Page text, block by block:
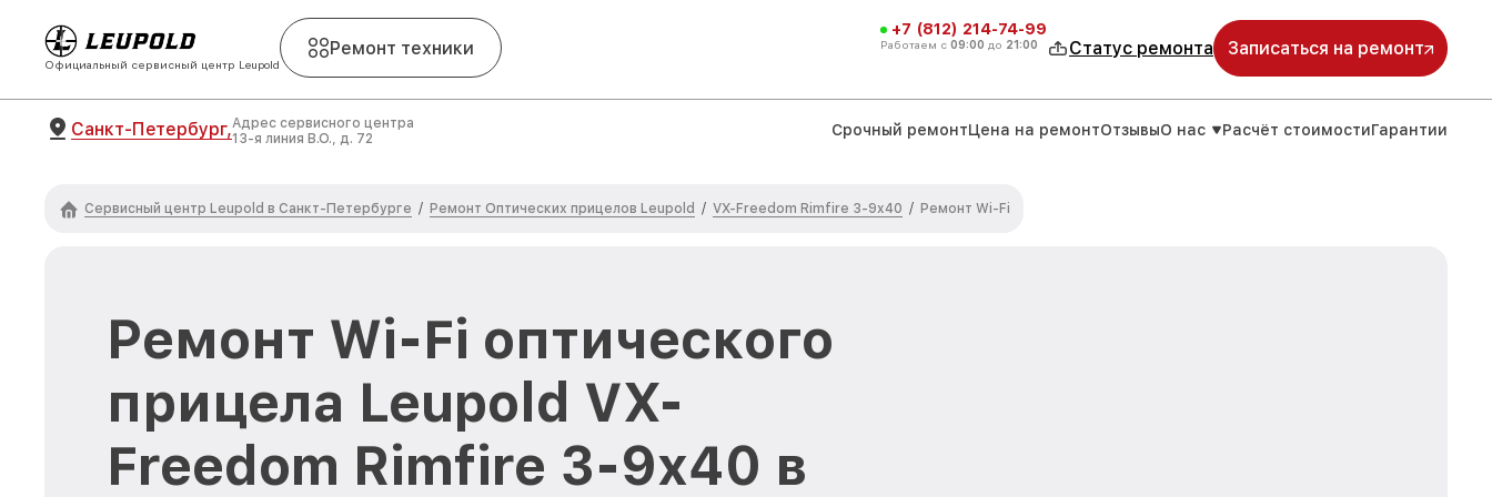
Официальный сервисный центр Leupold
Ремонт техники
+7 (812) 214-74-99
Работаем с 09:00 до 21:00 Статус ремонта Записаться на ремонт
Санкт-Петербург,Адрес сервисного центра
13-я линия В.О., д. 72
Срочный ремонтЦена на ремонтОтзывыО нас Расчёт стоимостиГарантии
Сервисный центр Leupold в Санкт-Петербурге / Ремонт Оптических прицелов Leupold / VX-Freedom Rimfire 3-9x40 / Ремонт Wi-Fi
Ремонт Wi-Fi оптического
прицела Leupold VX-
Freedom Rimfire 3-9x40 в